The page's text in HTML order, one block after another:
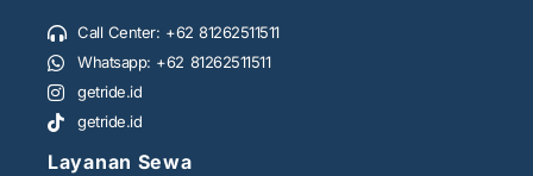
Call Center: +62 81262511511
Whatsapp: +62 81262511511
getride.id
getride.id
Layanan Sewa